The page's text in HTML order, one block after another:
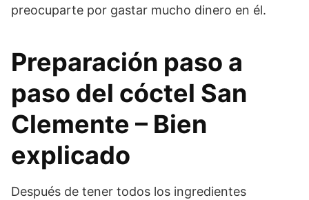
preocuparte por gastar mucho dinero en él.
Preparación paso a
paso del cóctel San
Clemente – Bien
explicado
Después de tener todos los ingredientes